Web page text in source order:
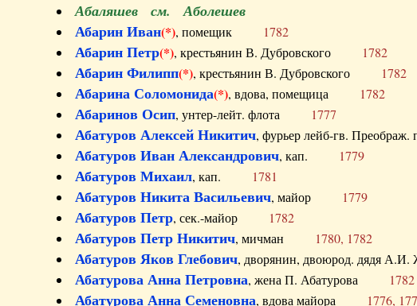
Абаляшев см. Аболешев
Абарин Иван(*), помещик 1782
Абарин Петр(*), крестьянин В. Дубровского 1782
Абарин Филипп(*), крестьянин В. Дубровского 1782
Абарина Соломонида(*), вдова, помещица 1782
Абаринов Осип, унтер-лейт. флота 1777
Абатуров Алексей Никитич, фурьер лейб-гв.
Абатуров Иван Александрович, кап. 1779
Абатуров Михаил, кап. 1781
Абатуров Никита Васильевич, майор 1779
Абатуров Петр, сек.-майор 1782
Абатуров Петр Никитич, мичман 1780, 1782
Абатуров Яков Глебович, дворянин, двоюрод. дядя
Абатурова Анна Петровна, жена П. Абатурова 1782
Абатурова Анна Семеновна, вдова майора 1776,